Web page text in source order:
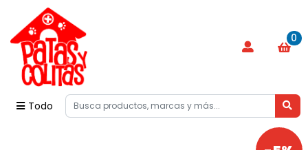
Todo
0